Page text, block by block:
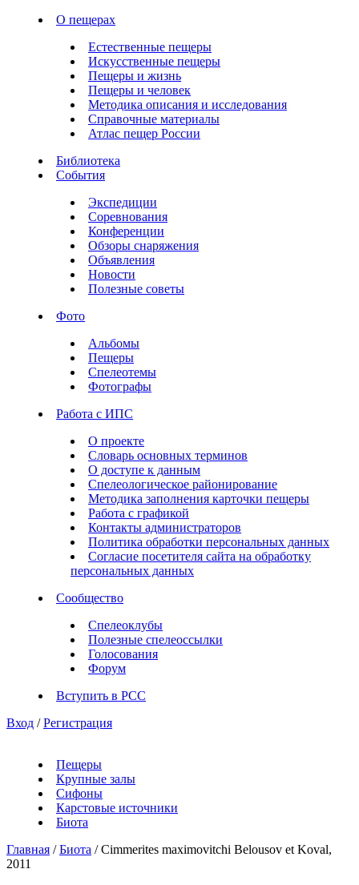
О пещерах
Естественные пещеры
Искусственные пещеры
Пещеры и жизнь
Пещеры и человек
Методика описания и исследования
Справочные материалы
Атлас пещер России
Библиотека
События
Экспедиции
Соревнования
Конференции
Обзоры снаряжения
Объявления
Новости
Полезные советы
Фото
Альбомы
Пещеры
Спелеотемы
Фотографы
Работа с ИПС
О проекте
Словарь основных терминов
О доступе к данным
Спелеологическое районирование
Методика заполнения карточки пещеры
Работа с графикой
Контакты администраторов
Политика обработки персональных данных
Согласие посетителя сайта на обработку
персональных данных
Сообщество
Спелеоклубы
Полезные спелеоссылки
Голосования
Форум
Вступить в РСС
Вход / Регистрация
Пещеры
Крупные залы
Сифоны
Карстовые источники
Биота
Главная / Биота / Cimmerites maximovitchi Belousov et Koval,
2011